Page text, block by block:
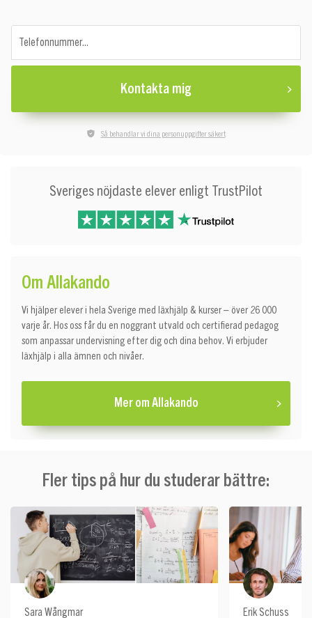
Telefonnummer...
Kontakta mig
Så behandlar vi dina personuppgifter säkert
Sveriges nöjdaste elever enligt TrustPilot
Om Allakando
Vi hjälper elever i hela Sverige med läxhjälp & kurser – över 26 000
varje år. Hos oss får du en noggrant utvald och certifierad pedagog
som anpassar undervisning efter dig och dina behov. Vi erbjuder
läxhjälp i alla ämnen och nivåer.
Mer om Allakando
Fler tips på hur du studerar bättre:
Sara Wångmar Erik Schuss